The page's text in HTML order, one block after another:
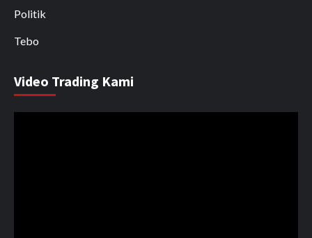
Politik
Tebo
Video Trading Kami